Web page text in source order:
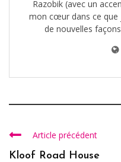
Razobik (avec un
mon cœur dans ce que
de nouvelles
Article précédent
Kloof Road House